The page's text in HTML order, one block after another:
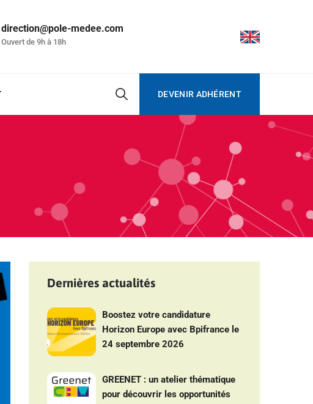
direction@pole-medee.com
Ouvert de 9h à 18h
DEVENIR ADHÉRENT
Dernières actualités
Boostez votre candidature
Horizon Europe avec Bpifrance le
24 septembre 2026
GREENET : un atelier thématique
pour découvrir les opportunités